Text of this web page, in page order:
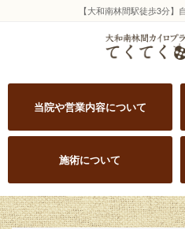
【大和南林間駅徒歩3分
当院や営業内容について
施術について